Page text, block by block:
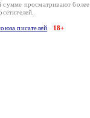
просматривают
писателей 18+